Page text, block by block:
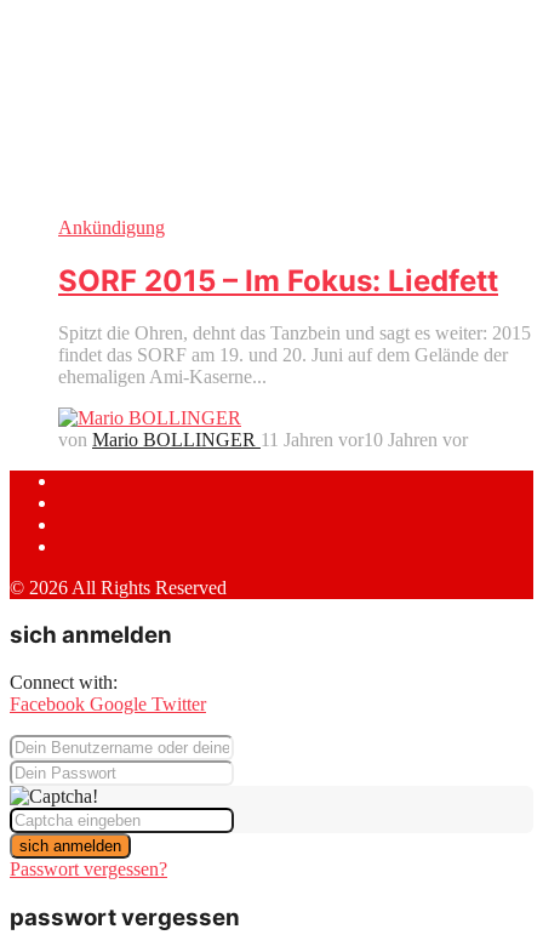
Ankündigung
SORF 2015 – Im Fokus: Liedfett
Spitzt die Ohren, dehnt das Tanzbein und sagt es weiter: 2015
findet das SORF am 19. und 20. Juni auf dem Gelände der
ehemaligen Ami-Kaserne...
von Mario BOLLINGER 11 Jahren vor10 Jahren vor
© 2026 All Rights Reserved
sich anmelden
Connect with:
Facebook Google Twitter
sich anmelden
Passwort vergessen?
passwort vergessen